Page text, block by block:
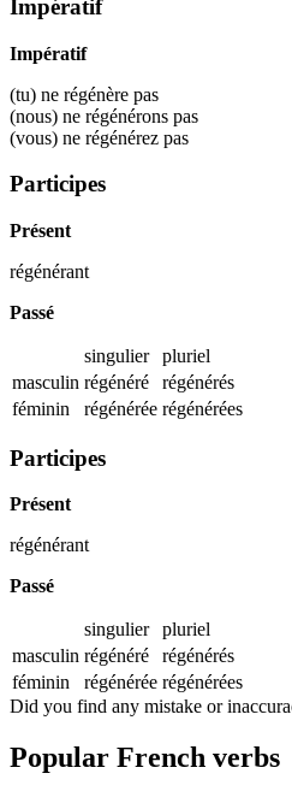
Impératif
Impératif
(tu) ne régénère pas
(nous) ne régénérons pas
(vous) ne régénérez pas
Participes
Présent
régénérant
Passé
singulier
pluriel
masculin régénéré
régénérés
féminin
régénérée régénérées
Participes
Présent
régénérant
Passé
singulier
pluriel
masculin régénéré
régénérés
féminin
régénérée régénérées
Did you find any mistake or
Popular French verbs